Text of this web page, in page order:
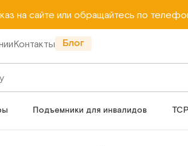
на сайте или обращайтесь по
Контакты Блог
Подъемники для инвалидов